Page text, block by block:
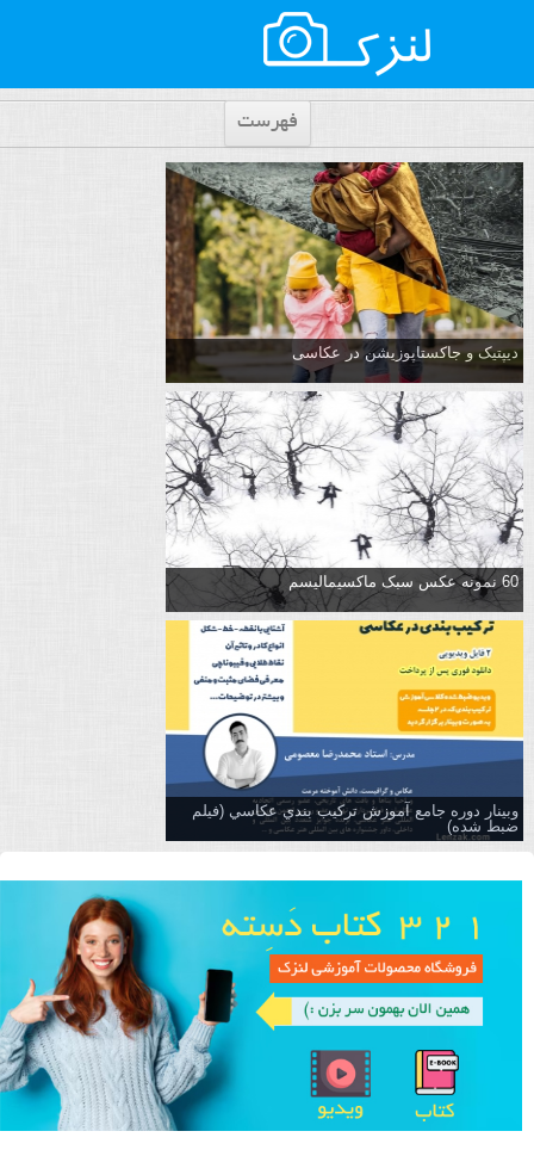
فهرست
دیپتیک و جاکستا‌پوزیشن در عکاسی
60 نمونه عکس سبک ماکسیمالیسم
وبینار دوره جامع آموزش تركيب بندي عكاسي (فیلم
ضبط شده)